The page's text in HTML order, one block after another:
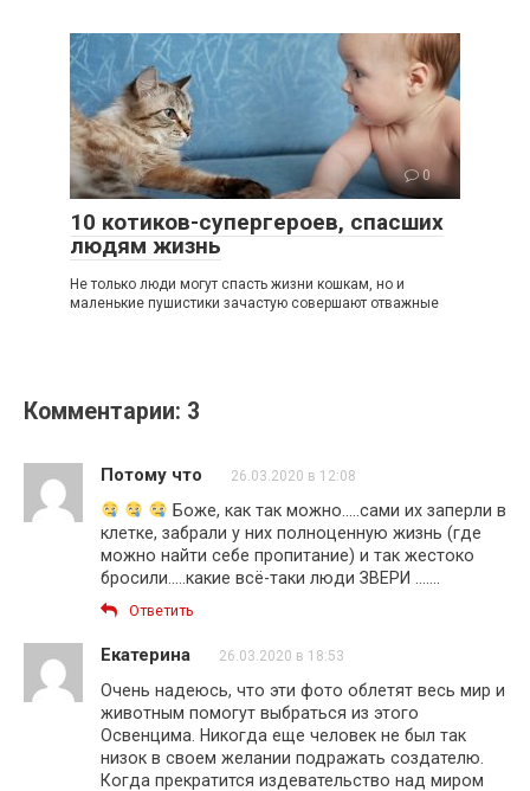
0
10 котиков-супергероев, спасших
людям жизнь
Не только люди могут спасть жизни кошкам, но и
маленькие пушистики зачастую совершают отважные
Комментарии: 3
Потому что 26.03.2020 в 12:08
Боже, как так можно…..сами их заперли в
клетке, забрали у них полноценную жизнь (где
можно найти себе пропитание) и так жестоко
бросили…..какие всё-таки люди ЗВЕРИ …….
Ответить
Екатерина 26.03.2020 в 18:53
Очень надеюсь, что эти фото облетят весь мир и
животным помогут выбраться из этого
Освенцима. Никогда еще человек не был так
низок в своем желании подражать создателю.
Когда прекратится издевательство над миром